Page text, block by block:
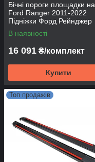
Бічні пороги площадки на
Ford Ranger 2011-2022
Підніжки Форд Рейнджер
Allmond Grey
В наявності
16 091 ₴/комплект
Купити
Топ продажів